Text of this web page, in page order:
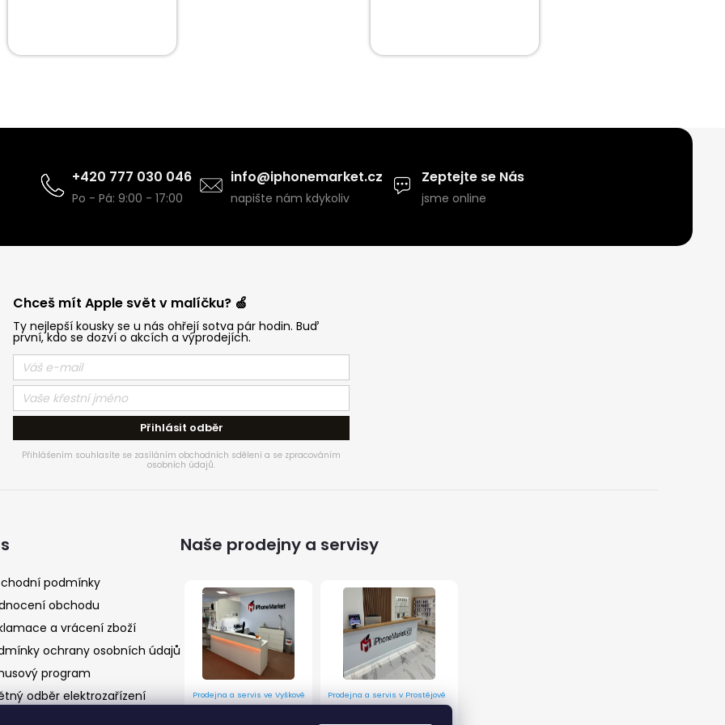
+420 777 030 046
Po - Pá: 9:00 - 17:00
info@iphonemarket.cz
napište nám kdykoliv
Zeptejte se Nás
jsme online
Chceš mít Apple svět v malíčku? 🍏
Ty nejlepší kousky se u nás ohřejí sotva pár hodin. Buď
první, kdo se dozví o akcích a výprodejích.
Přihlásit odběr
Přihlášením souhlasíte se zasíláním obchodních sdělení a se zpracováním
osobních údajů.
podmínky
obchodu
a vrácení zboží
ochrany osobních údajů
program
odběr elektrozařízení
Naše prodejny a servisy
Prodejna a servis ve Vyškově
Husova 9/10, Vyškov 682 01
Prodejna a servis v Prostějově
Prostějov 9/12, 796 01 Prostějov